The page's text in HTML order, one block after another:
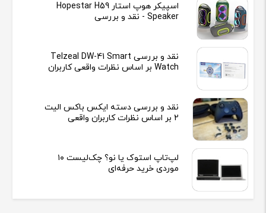
اسپیکر هوپ استار Hopestar H59
Speaker - نقد و بررسی
نقد و بررسی Telzeal DW-41 Smart
Watch بر اساس نظرات واقعی کاربران
نقد و بررسی دسته ایکس باکس الیت
2 بر اساس نظرات کاربران واقعی
لپ‌تاپ استوک یا نو؟ چک‌لیست ۱۰
موردی خرید حرفه‌ای